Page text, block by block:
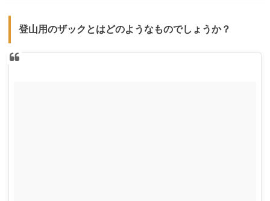
登山用のザックとはどのようなものでしょうか？